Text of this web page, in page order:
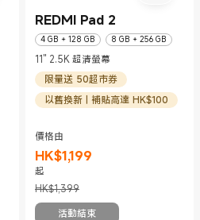
REDMI Pad 2
4 GB + 128 GB 8 GB + 256 GB
11" 2.5K 超清螢幕
限量送 50超市券
以舊換新 | 補貼高達 HK$100
價格由
HK$1,199
現價 HK$1199
起
HK$1,399
市場價格 HK$1,399
活動結束